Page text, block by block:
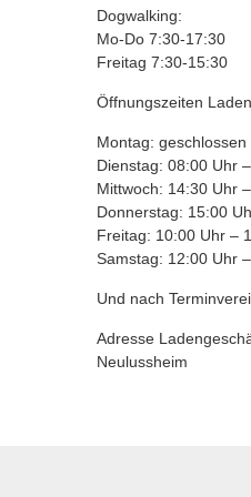
Dogwalking:
Mo-Do 7:30-17:30
Freitag 7:30-15:30
Öffnungszeiten
Montag: geschlossen
Dienstag: 08:00 Uhr
Mittwoch: 14:30 Uhr
Donnerstag: 15:00
Freitag: 10:00 Uhr –
Samstag: 12:00 Uhr
Und nach
Adresse
Neulussheim